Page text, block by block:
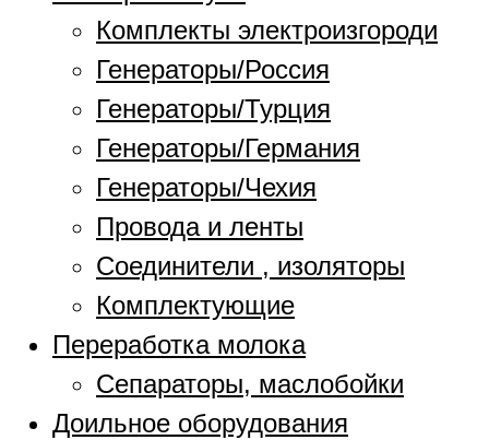
Комплекты электроизгороди
Генераторы/Россия
Генераторы/Турция
Генераторы/Германия
Генераторы/Чехия
Провода и ленты
Соединители , изоляторы
Комплектующие
Переработка молока
Сепараторы, маслобойки
Доильное оборудования